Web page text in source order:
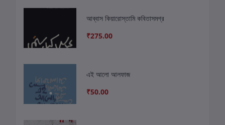
আব্বাস কিয়ারোস্তামি কবিতাসমগ্র
₹275.00
এই আলো আলফাজ
₹50.00